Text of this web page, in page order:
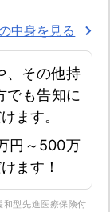
中身を見る
、その他持
でも告知に
ます。
円～500万
ます！
型先進医療保険付